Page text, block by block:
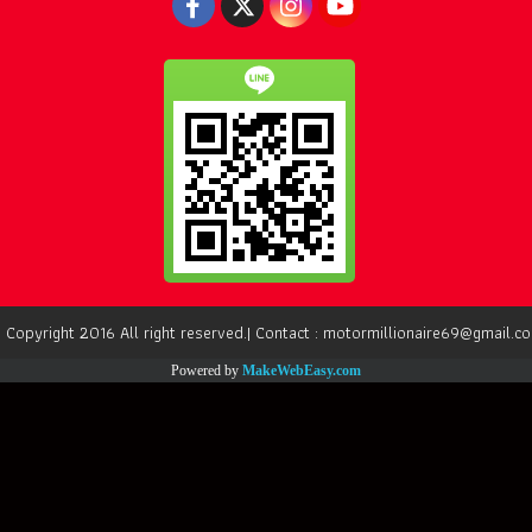
2016 All right reserved.| Contact :
Powered by MakeWebEasy.com